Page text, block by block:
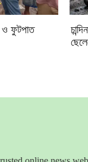
ও ফুটপাত